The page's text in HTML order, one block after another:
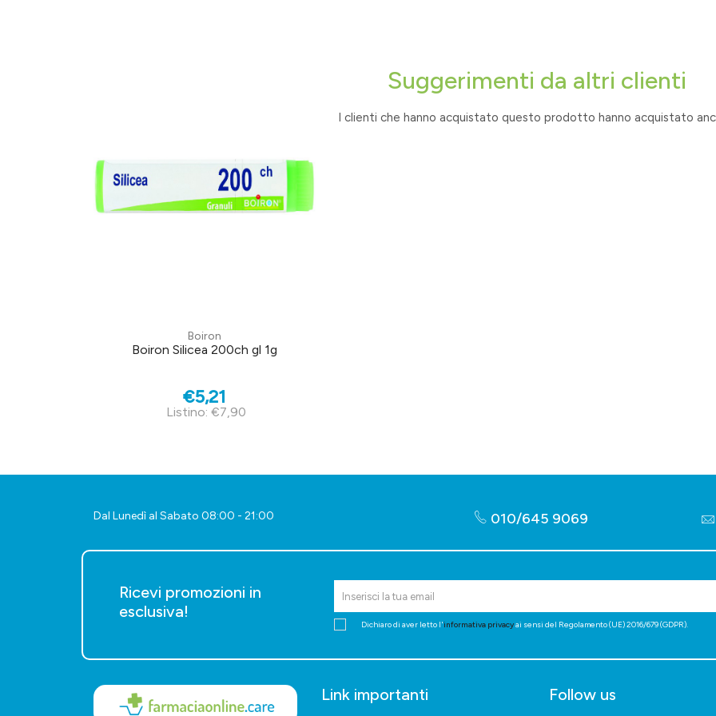
Suggerimenti da altri clienti
I clienti che hanno acquistato questo prodotto hanno acquistato
Boiron
Boiron Silicea 200ch gl 1g
€5,21
Listino: €7,90
Dal Lunedì al Sabato 08:00 - 21:00 010/645 9069
Ricevi promozioni in
esclusiva!
Dichiaro di aver letto l'informativa privacyai sensi del Regolamento (UE) 2016/679 (GDPR).
Link importanti Follow us